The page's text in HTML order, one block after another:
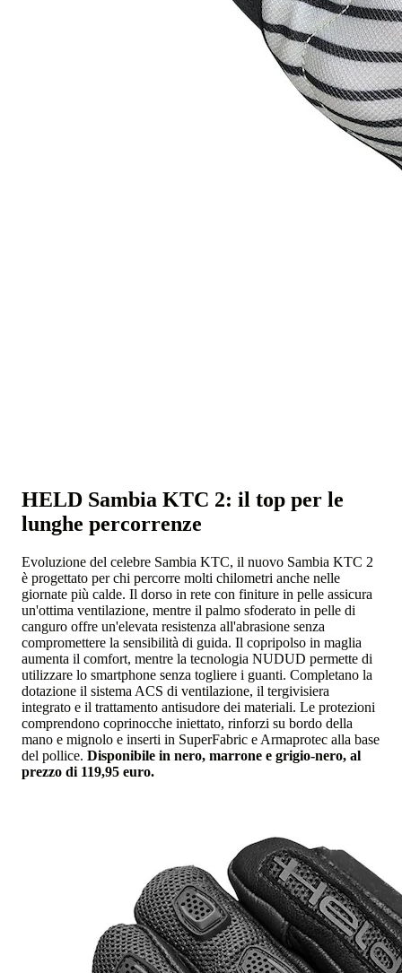
HELD Sambia KTC 2: il top per le
lunghe percorrenze
Evoluzione del celebre Sambia KTC, il nuovo Sambia KTC 2
è progettato per chi percorre molti chilometri anche nelle
giornate più calde. Il dorso in rete con finiture in pelle assicura
un'ottima ventilazione, mentre il palmo sfoderato in pelle di
canguro offre un'elevata resistenza all'abrasione senza
compromettere la sensibilità di guida. Il copripolso in maglia
aumenta il comfort, mentre la tecnologia NUDUD permette di
utilizzare lo smartphone senza togliere i guanti. Completano la
dotazione il sistema ACS di ventilazione, il tergivisiera
integrato e il trattamento antisudore dei materiali. Le protezioni
comprendono coprinocche iniettato, rinforzi su bordo della
mano e mignolo e inserti in SuperFabric e Armaprotec alla base
del pollice. Disponibile in nero, marrone e grigio-nero, al
prezzo di 119,95 euro.